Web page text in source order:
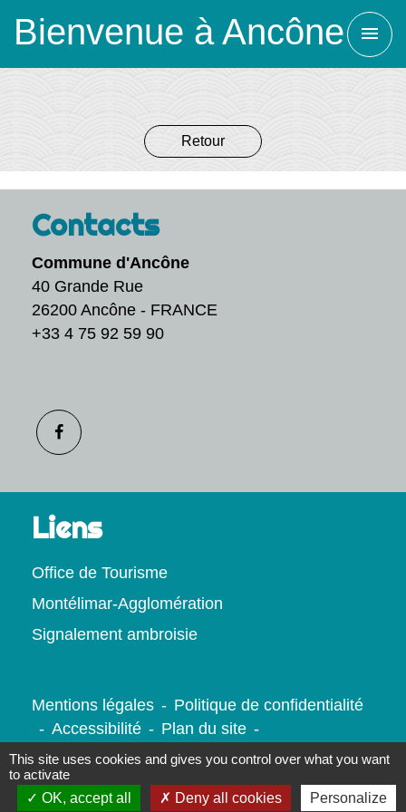
Bienvenue à Ancône menu
Retour
Contacts
Commune d'Ancône
40 Grande Rue
26200 Ancône - FRANCE
+33 4 75 92 59 90
Liens
Office de Tourisme
Montélimar-Agglomération
Signalement ambroisie
Mentions légales - Politique de confidentialité
- Accessibilité - Plan du site -
Gestion des cookies
Site créé en partenariat avec Réseau des Communes
This site uses cookies and gives you control over what you want
to activate
OK, accept all
Deny all cookies Personalize